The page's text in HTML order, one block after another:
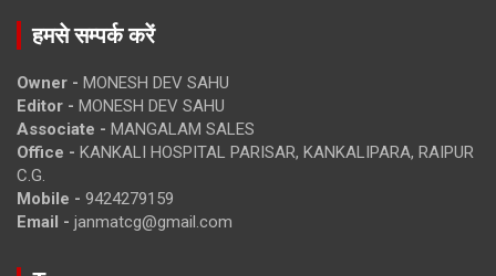
हमसे सम्पर्क करें
Owner - MONESH DEV SAHU
Editor - MONESH DEV SAHU
Associate - MANGALAM SALES
Office - KANKALI HOSPITAL PARISAR, KANKALIPARA, RAIPUR
C.G.
Mobile - 9424279159
Email - janmatcg@gmail.com